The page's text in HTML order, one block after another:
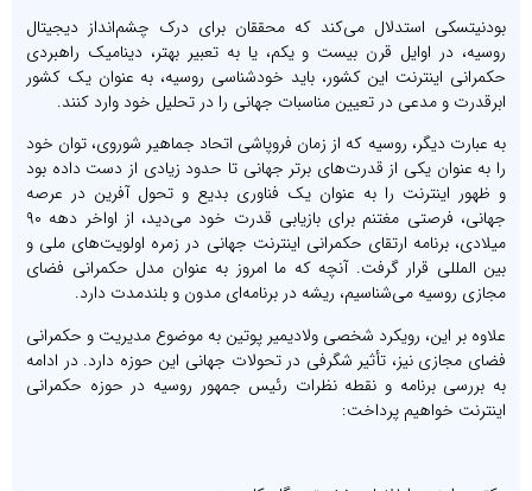
بودنیتسکی استدلال می‌کند که محققان برای درک چشم‌انداز دیجیتال
روسیه، در اوایل قرن بیست و یکم، یا به تعبیر بهتر، دینامیک راهبردی
حکمرانی اینترنت این کشور، باید خودشناسی روسیه، به عنوان یک کشور
ابرقدرت و مدعی در تعیین مناسبات جهانی را در تحلیل خود وارد کنند.
به عبارت دیگر، روسیه که از زمان فروپاشی اتحاد جماهیر شوروی، توان خود
را به عنوان یکی از قدرت‌های برتر جهانی تا حدود زیادی از دست داده بود
و ظهور اینترنت را به عنوان یک فناوری بدیع و تحول آفرین در عرصه
جهانی، فرصتی مغتنم برای بازیابی قدرت خود می‌دید، از اواخر دهه ۹۰
میلادی، برنامه ارتقای حکمرانی اینترنت جهانی در زمره اولویت‌های ملی و
بین المللی قرار گرفت. آنچه که ما امروز به عنوان مدل حکمرانی فضای
مجازی روسیه می‌شناسیم، ریشه در برنامه‌ای مدون و بلندمدت دارد.
علاوه بر این، رویکرد شخصی ولادیمیر پوتین به موضوع مدیریت و حکمرانی
فضای مجازی نیز، تأثیر شگرفی در تحولات جهانی این حوزه دارد. در ادامه
به بررسی برنامه و نقطه نظرات رئیس جمهور روسیه در حوزه حکمرانی
اینترنت خواهیم پرداخت: